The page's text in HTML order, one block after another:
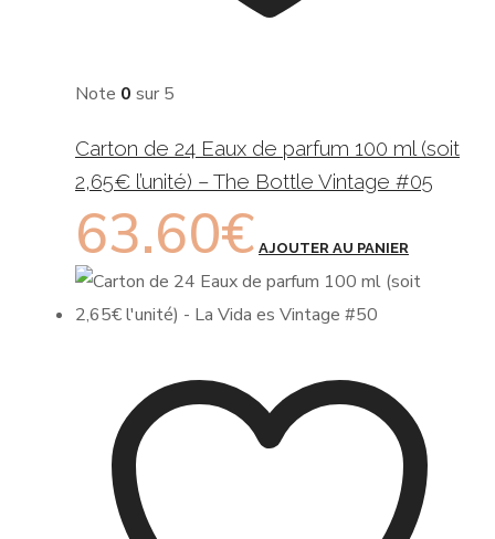
Note 0 sur 5
Carton de 24 Eaux de parfum 100 ml (soit
2,65€ l’unité) – The Bottle Vintage #05
63.60€ AJOUTER AU PANIER